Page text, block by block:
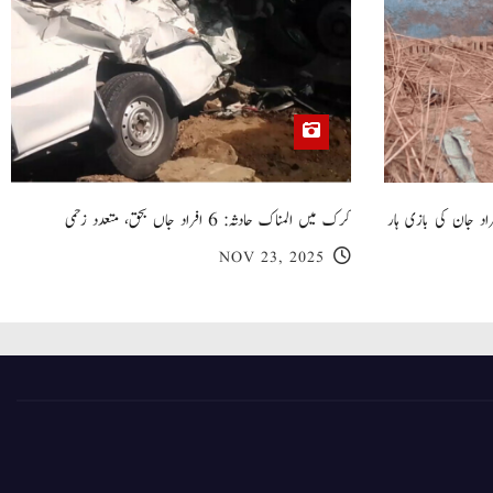
کی چھت گرنے کا سانحہ: 5 افراد جان کی بازی ہار کرک میں المناک حادثہ: 6 افراد جاں بحق، متعدد زخمی
NOV 23, 2025